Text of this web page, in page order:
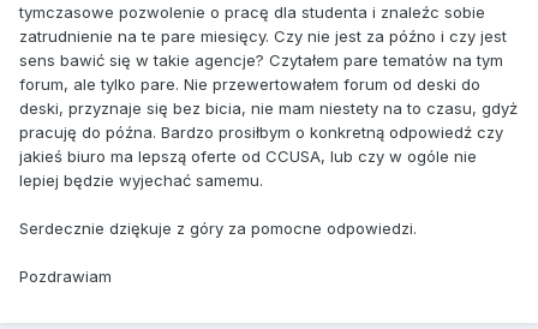
tymczasowe pozwolenie o pracę dla studenta i znaleźc sobie
zatrudnienie na te pare miesięcy. Czy nie jest za późno i czy jest
sens bawić się w takie agencje? Czytałem pare tematów na tym
forum, ale tylko pare. Nie przewertowałem forum od deski do
deski, przyznaje się bez bicia, nie mam niestety na to czasu, gdyż
pracuję do późna. Bardzo prosiłbym o konkretną odpowiedź czy
jakieś biuro ma lepszą oferte od CCUSA, lub czy w ogóle nie
lepiej będzie wyjechać samemu.
Serdecznie dziękuje z góry za pomocne odpowiedzi.
Pozdrawiam